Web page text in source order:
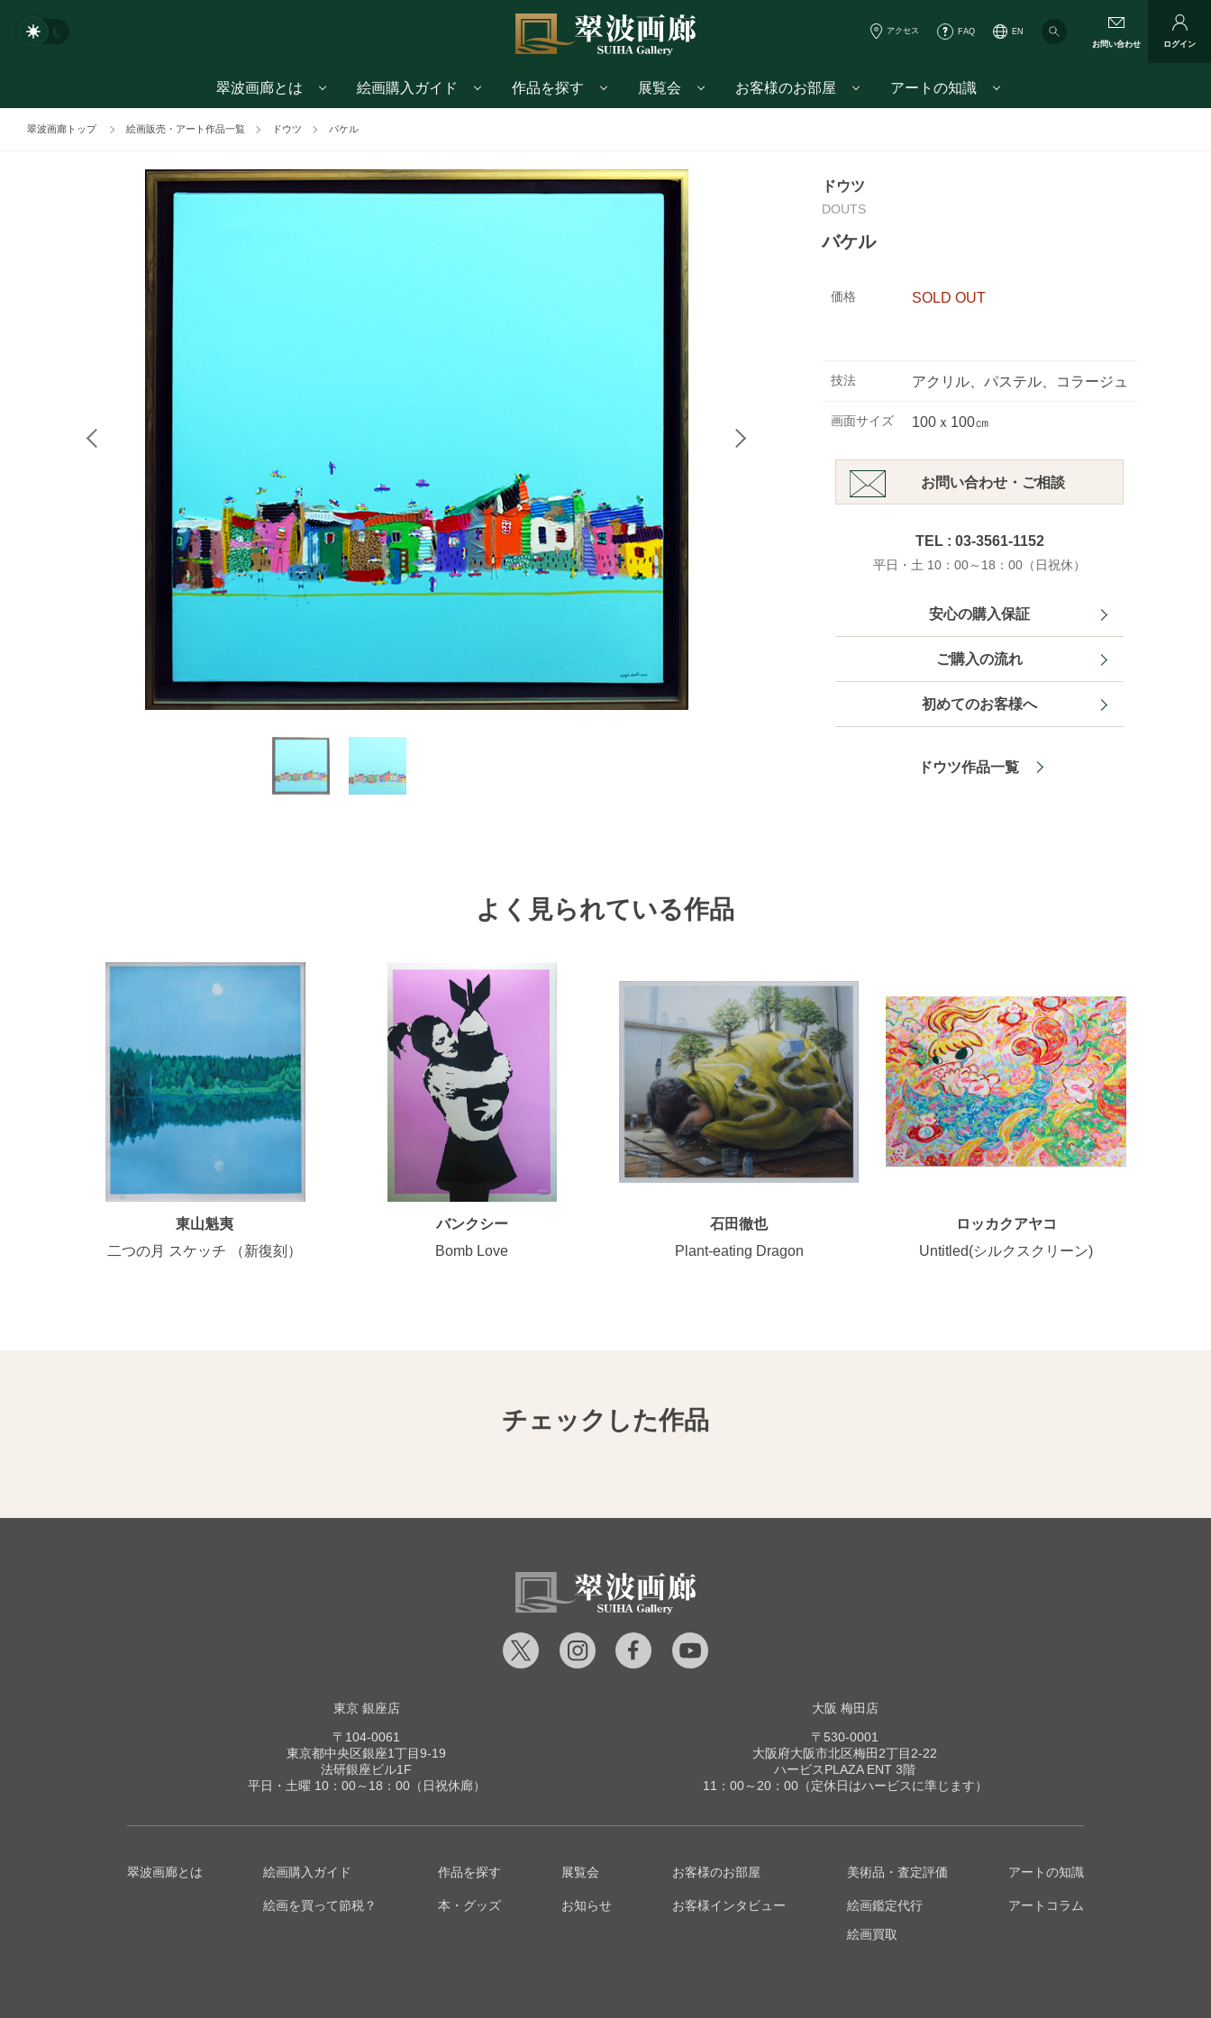
アクセス FAQ
EN
お問い合わせ
ログイン
翠波画廊とは 絵画購入ガイド 作品を探す 展覧会 お客様のお部屋 アートの知識
翠波画廊トップ 絵画販売・アート作品一覧 ドウツ バケル
ドウツ
DOUTS
バケル
価格 SOLD OUT
技法 アクリル、パステル、コラージュ
画面サイズ 100ｘ100㎝
お問い合わせ・ご相談
TEL : 03-3561-1152
平日・土 10：00～18：00（日祝休）
安心の購入保証
ご購入の流れ
初めてのお客様へ
ドウツ作品一覧
よく見られている作品
東山魁夷
二つの月 スケッチ （新復刻）
バンクシー
Bomb Love
石田徹也
Plant-eating Dragon
ロッカクアヤコ
Untitled(シルクスクリーン)
チェックした作品
東京 銀座店
〒104-0061
東京都中央区銀座1丁目9-19
法研銀座ビル1F
平日・土曜 10：00～18：00（日祝休廊）
大阪 梅田店
〒530-0001
大阪府大阪市北区梅田2丁目2-22
ハービスPLAZA ENT 3階
11：00～20：00（定休日はハービスに準じます）
翠波画廊とは 絵画購入ガイド
絵画を買って節税？
作品を探す
本・グッズ
展覧会
お知らせ
お客様のお部屋
お客様インタビュー
美術品・査定評価
絵画鑑定代行
絵画買取
アートの知識
アートコラム